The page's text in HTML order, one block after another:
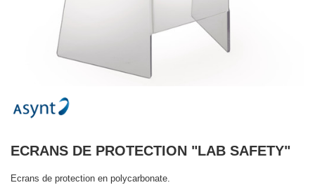
ECRANS DE PROTECTION "LAB SAFETY"
Ecrans de protection en polycarbonate.